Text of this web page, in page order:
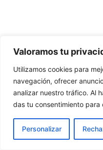
Valoramos tu
Utilizamos cookies para
navegación, ofrecer
analizar nuestro tráfico. Al
das tu consentimiento para
Personalizar